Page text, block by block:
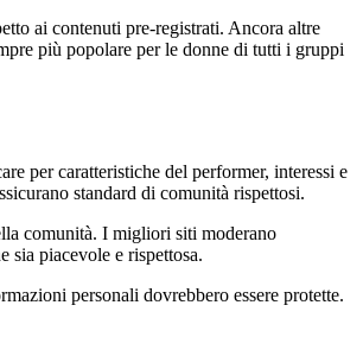
ai contenuti pre-registrati. Ancora altre
più popolare per le donne di tutti i gruppi
per caratteristiche del performer, interessi e
standard di comunità rispettosi.
comunità. I migliori siti moderano
sia piacevole e rispettosa.
personali dovrebbero essere protette.